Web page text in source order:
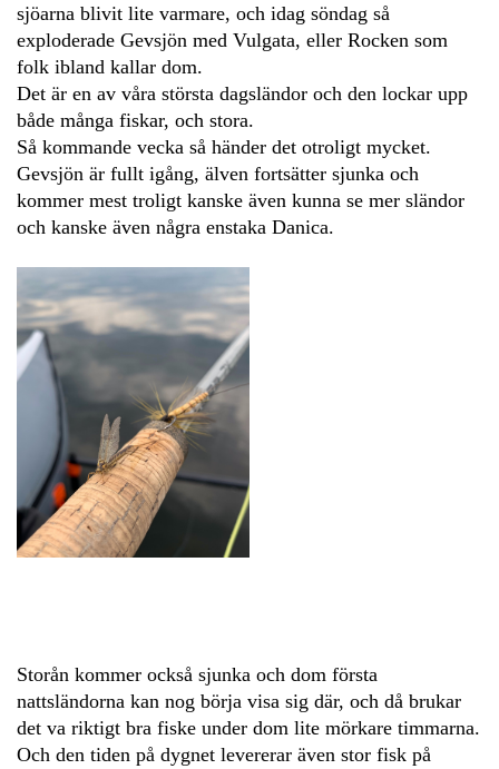
sjöarna blivit lite varmare, och idag söndag så
exploderade Gevsjön med Vulgata, eller Rocken som
folk ibland kallar dom.
Det är en av våra största dagsländor och den lockar upp
både många fiskar, och stora.
Så kommande vecka så händer det otroligt mycket.
Gevsjön är fullt igång, älven fortsätter sjunka och
kommer mest troligt kanske även kunna se mer sländor
och kanske även några enstaka Danica.
Storån kommer också sjunka och dom första
nattsländorna kan nog börja visa sig där, och då brukar
det va riktigt bra fiske under dom lite mörkare timmarna.
Och den tiden på dygnet levererar även stor fisk på